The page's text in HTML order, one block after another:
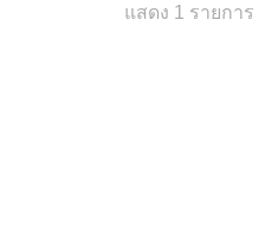
แสดง 1 รายการ